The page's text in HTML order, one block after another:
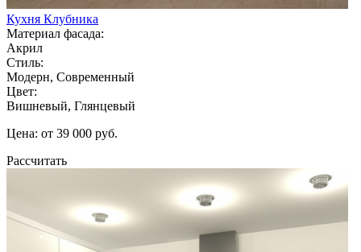
Кухня Клубника
Материал фасада:
Акрил
Стиль:
Модерн, Современный
Цвет:
Вишневый, Глянцевый
Цена: от 39 000 руб.
Рассчитать